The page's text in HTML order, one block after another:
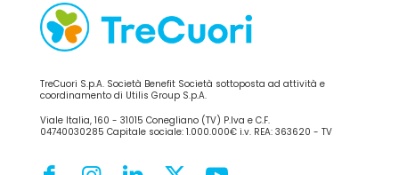
TreCuori S.p.A. Società Benefit Società sottoposta ad attività e
coordinamento di Utilis Group S.p.A.
Viale Italia, 160 - 31015 Conegliano (TV) P.Iva e C.F.
04740030285 Capitale sociale: 1.000.000€ i.v. REA: 363620 - TV